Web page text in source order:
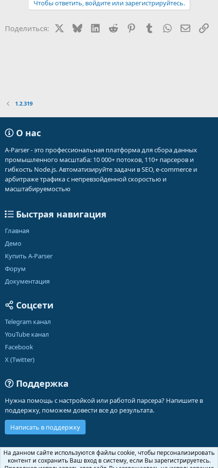
и
Чтобы ответить, войдите или зарегистрируйтесь.
Поделиться: BlueskyLinkedIn
Reddit PinterestTumblr WhatsApp
1.2.319
О нас
A-Parser - это профессиональная платформа для сбора данных
промышленного масштаба: 10 000+ потоков, 110+ парсеров и
гибкость Node.js. Автоматизируйте задачи в SEO, e-commerce и
арбитраже трафика с непревзойденной скоростью и
масштабируемостью
Быстрая навигация
Главная
Демо
Купить A-Parser
Форум
Документация
Соцсети
Telegram канал
YouTube канал
Facebook
X (Twitter)
Поддержка
Нужна помощь с настройкой или работой парсера? Напишите в
поддержку, поможем довести все до результата.
Написать в поддержку
Russian (RU)
Обратная связь
Условия и правила
На данном сайте используются файлы cookie, чтобы персонализировать
контент и сохранить Ваш вход в систему, если Вы зарегистрируетесь.